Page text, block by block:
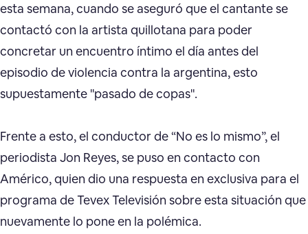
esta semana, cuando se aseguró que el cantante se
contactó con la artista quillotana para poder
concretar un encuentro íntimo el día antes del
episodio de violencia contra la argentina, esto
supuestamente "pasado de copas".
Frente a esto, el conductor de “No es lo mismo”, el
periodista Jon Reyes, se puso en contacto con
Américo, quien dio una respuesta en exclusiva para el
programa de Tevex Televisión sobre esta situación que
nuevamente lo pone en la polémica.